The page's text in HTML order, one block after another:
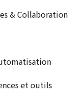
& Collaboration
et outils